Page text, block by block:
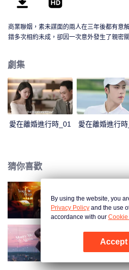
商業聯姻，素未謀面的兩人在三年後都有意
錯多次相約未成，卻因一次意外發生了親密
劇集
愛在離婚進行時_01 愛在離婚進行
猜你喜歡
步步深陷
請再和我結婚吧
By using the website, you
Privacy Policy and the use
accordance with our Cookie
Accept